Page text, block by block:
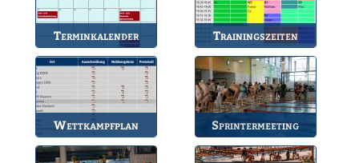
Terminkalender
Die Termine des BSV.
Trainingszeiten
Bahnbelegungen der
Gruppen.
Wettkampfplan
Übersicht der aktuellen
Wettkämpfe.
Sprintermeeting
Jährlicher Wettkampf
des BSV.